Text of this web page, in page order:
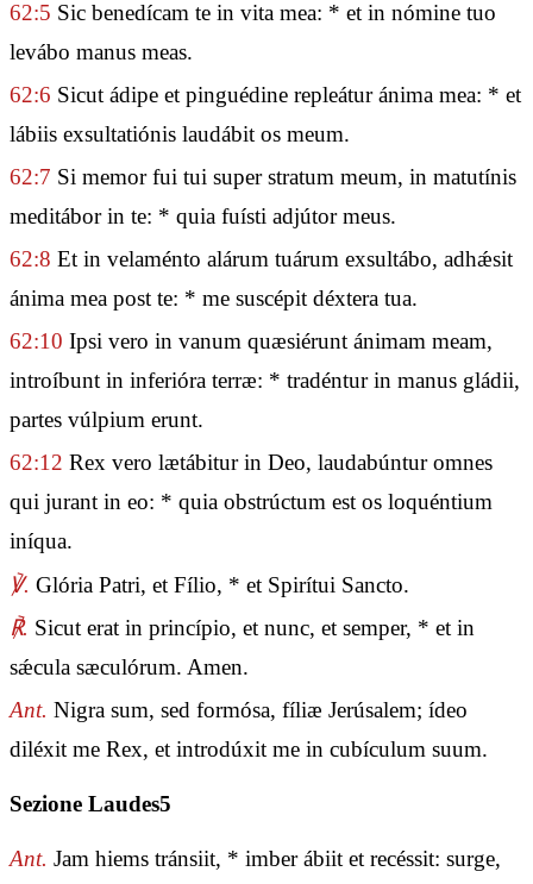
62:5 Sic benedícam te in vita mea: * et in nómine tuo
levábo manus meas.
62:6 Sicut ádipe et pinguédine repleátur ánima mea: * et
lábiis exsultatiónis laudábit os meum.
62:7 Si memor fui tui super stratum meum, in matutínis
meditábor in te: * quia fuísti adjútor meus.
62:8 Et in velaménto alárum tuárum exsultábo, adhǽsit
ánima mea post te: * me suscépit déxtera tua.
62:10 Ipsi vero in vanum quæsiérunt ánimam meam,
introíbunt in inferióra terræ: * tradéntur in manus gládii,
partes vúlpium erunt.
62:12 Rex vero lætábitur in Deo, laudabúntur omnes
qui jurant in eo: * quia obstrúctum est os loquéntium
iníqua.
℣. Glória Patri, et Fílio, * et Spirítui Sancto.
℟. Sicut erat in princípio, et nunc, et semper, * et in
sǽcula sæculórum. Amen.
Ant. Nigra sum, sed formósa, fíliæ Jerúsalem; ídeo
diléxit me Rex, et introdúxit me in cubículum suum.
Sezione Laudes5
Ant. Jam hiems tránsiit, * imber ábiit et recéssit: surge,